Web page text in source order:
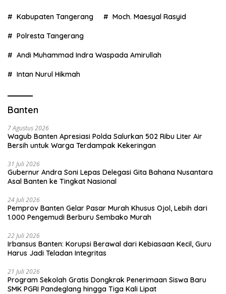
Kabupaten Tangerang Moch. Maesyal Rasyid
Polresta Tangerang
Andi Muhammad Indra Waspada Amirullah
Intan Nurul Hikmah
Banten
7 Agustus 2026
Wagub Banten Apresiasi Polda Salurkan 502 Ribu Liter Air
Bersih untuk Warga Terdampak Kekeringan
31 Juli 2026
Gubernur Andra Soni Lepas Delegasi Gita Bahana Nusantara
Asal Banten ke Tingkat Nasional
24 Juli 2026
Pemprov Banten Gelar Pasar Murah Khusus Ojol, Lebih dari
1.000 Pengemudi Berburu Sembako Murah
22 Juli 2026
Irbansus Banten: Korupsi Berawal dari Kebiasaan Kecil, Guru
Harus Jadi Teladan Integritas
21 Juli 2026
Program Sekolah Gratis Dongkrak Penerimaan Siswa Baru
SMK PGRI Pandeglang hingga Tiga Kali Lipat